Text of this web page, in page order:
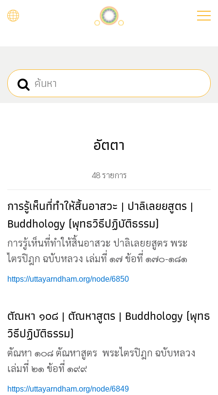
อัตตา
48 รายการ
การรู้เห็นที่ทำให้สิ้นอาสวะ | ปาลิเลยยสูตร |
Buddhology (พุทธวิธีปฏิบัติธรรม)
การรู้เห็นที่ทำให้สิ้นอาสวะ ปาลิเลยยสูตร พระ
ไตรปิฎก ฉบับหลวง เล่มที่ ๑๗ ข้อที่ ๑๗๐-๑๘๑
https://uttayarndham.org/node/6850
ตัณหา ๑๐๘ | ตัณหาสูตร | Buddhology (พุทธ
วิธีปฏิบัติธรรม)
ตัณหา ๑๐๘ ตัณหาสูตร พระไตรปิฎก ฉบับหลวง
เล่มที่ ๒๑ ข้อที่ ๑๙๙
https://uttayarndham.org/node/6849